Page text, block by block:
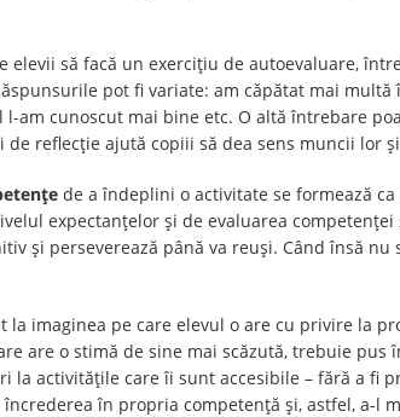
să facă un exercițiu de autoevaluare,
pot fi variate: am căpătat mai
am cunoscut mai bine etc. O altă întrebare
reflecție ajută copiii să dea sens muncii lor
de a îndeplini o activitate se formează
expectanțelor și de evaluarea
și perseverează până va reuși. Când însă
imaginea pe care elevul o are cu privire la
are o stimă de sine mai scăzută, trebuie
activitățile care îi sunt accesibile – fără a fi
în propria competență și, astfel, a-l